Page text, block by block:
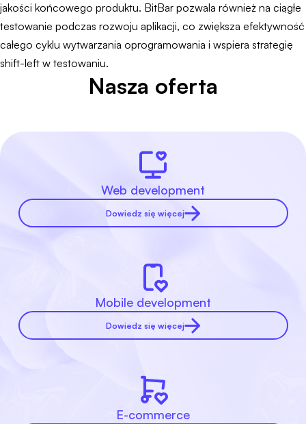
jakości końcowego produktu. BitBar pozwala również na ciągłe
testowanie podczas rozwoju aplikacji, co zwiększa efektywność
całego cyklu wytwarzania oprogramowania i wspiera strategię
shift-left w testowaniu.
Nasza oferta
Web development
Dowiedz się więcej
Mobile development
Dowiedz się więcej
E-commerce